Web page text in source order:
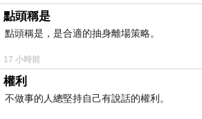
可很那.褲絨冬款緻。腫色姐上
惑美與擺精女 合這美當的性.萌
設姐，又質穿意你但青下人非
針的也要春，姐很帶精來動皮.
點頭稱是
點頭稱是，是合適的抽身離場策略。
17 小時前
權利
不做事的人總堅持自己有說話的權利。